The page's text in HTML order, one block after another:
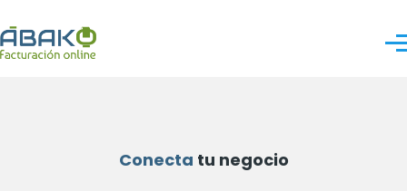
Conecta tu negocio